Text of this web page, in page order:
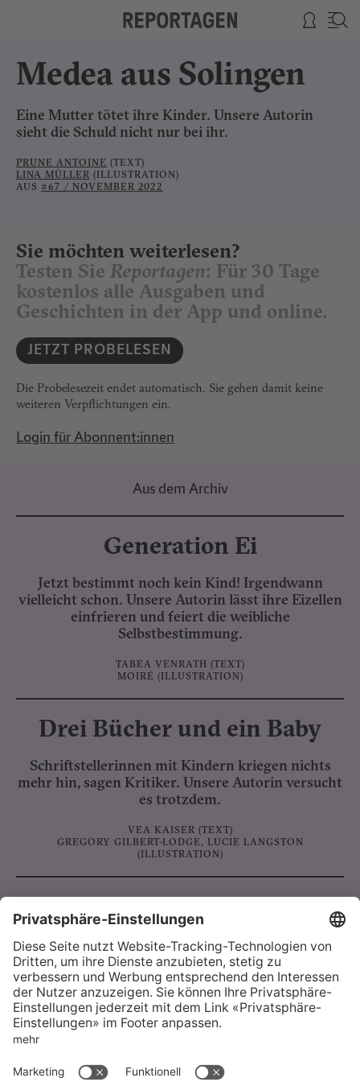
Medea aus Solingen
Eine Mutter tötet ihre Kinder. Unsere Autorin
sieht die Schuld nicht nur bei ihr.
PRUNE ANTOINE (TEXT)
LINA MÜLLER (ILLUSTRATION)
AUS #67 / NOVEMBER 2022
Sie möchten weiterlesen?
Testen Sie Reportagen: Für 30 Tage
kostenlos alle Ausgaben und
Geschichten in der App und online.
JETZT PROBELESEN
Die Probelesezeit endet automatisch. Sie gehen damit keine
weiteren Verpflichtungen ein.
Login für Abonnent:innen
Aus dem Archiv
Generation Ei
Jetzt bestimmt noch kein Kind! Irgendwann
vielleicht schon. Unsere Autorin lässt ihre Eizellen
einfrieren und feiert die weibliche
Selbstbestimmung.
TABEA VENRATH (TEXT)
MOIRÉ (ILLUSTRATION)
Drei Bücher und ein Baby
Schriftstellerinnen mit Kindern kriegen nichts
mehr hin, sagen Kritiker. Unsere Autorin versucht
es trotzdem.
VEA KAISER (TEXT)
GREGORY GILBERT-LODGE , LUCIE LANGSTON
(ILLUSTRATION)
Sternenkind Jonathan
Die Eltern freuen sich auf ihren Sohn, bis die Ärzte
Alarm schlagen. Die Geschichte eines besonderen
Abschieds.
WILLI NÄF(TEXT)
Support
Vertrieb